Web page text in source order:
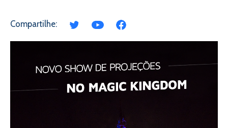
Compartilhe: